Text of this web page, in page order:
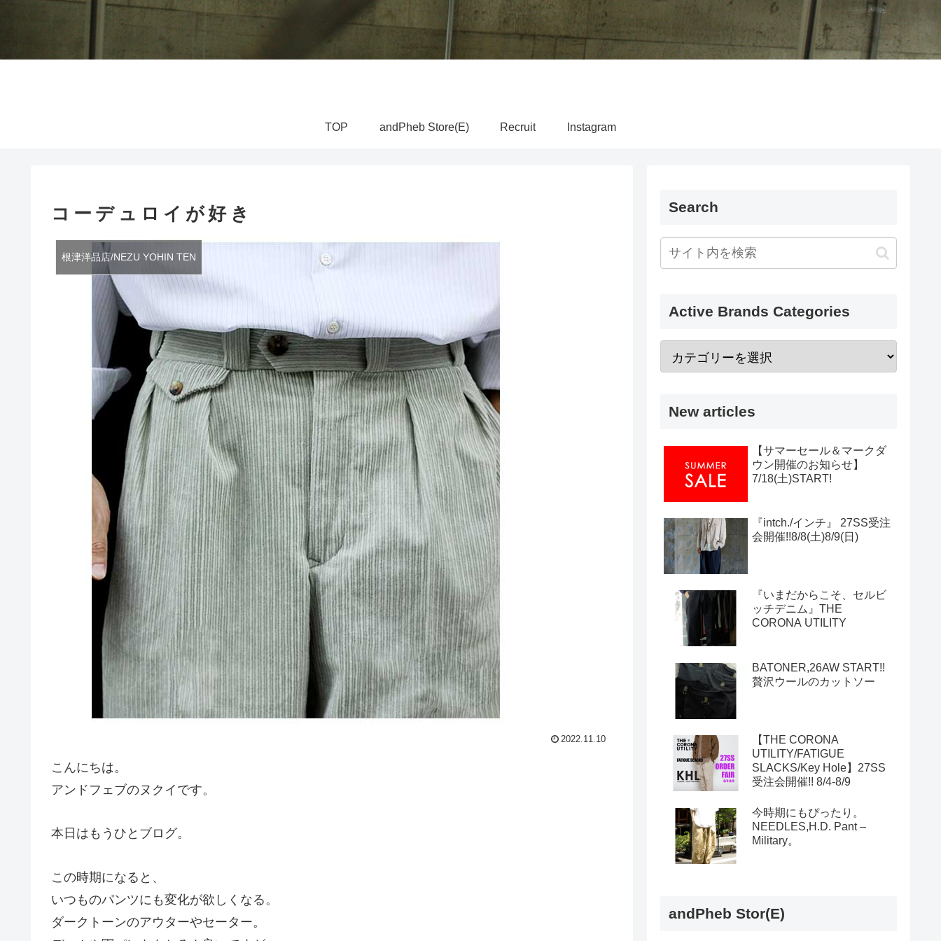
TOP andPheb Store(E) Recruit Instagram
コーデュロイが好き
根津洋品店/NEZU YOHIN TEN
2022.11.10
こんにちは。
アンドフェブのヌクイです。
本日はもうひとブログ。
この時期になると、
いつものパンツにも変化が欲しくなる。
ダークトーンのアウターやセーター。
Search
Active Brands Categories
New articles
【サマーセール＆マークダ
ウン開催のお知らせ】
7/18(土)START!
『intch./インチ』 27SS受注
会開催!!8/8(土)8/9(日)
『いまだからこそ、セルビ
ッチデニム』THE
CORONA UTILITY
BATONER,26AW START!!
贅沢ウールのカットソー
【THE CORONA
UTILITY/FATIGUE
SLACKS/Key Hole】27SS
受注会開催!! 8/4-8/9
今時期にもぴったり。
NEEDLES,H.D. Pant –
Military。
andPheb Stor(E)